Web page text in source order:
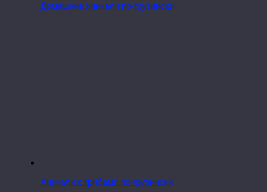
Домашние хинкали по-грузински
Хинкали с грибами по-грузински